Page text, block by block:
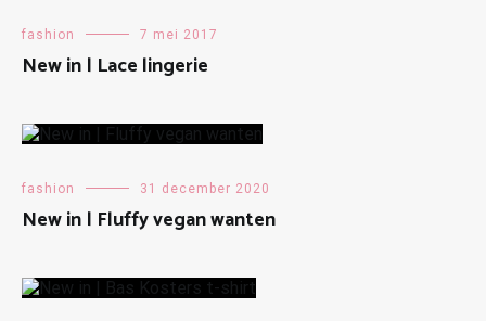
fashion 7 mei 2017
New in | Lace lingerie
fashion 31 december 2020
New in | Fluffy vegan wanten